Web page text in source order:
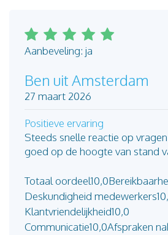
Aanbeveling: ja
Ben uit Amsterdam
27 maart 2026
Positieve ervaring
Steeds snelle reactie op
goed op de hoogte van stand
Totaal oordeel10,0
Deskundigheid medewerkers
Klantvriendelijkheid10,0
Communicatie10,0Afspraken